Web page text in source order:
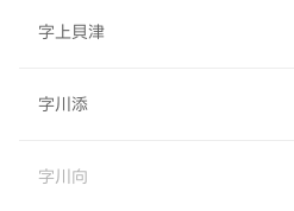
字上貝津
字川添
字川向